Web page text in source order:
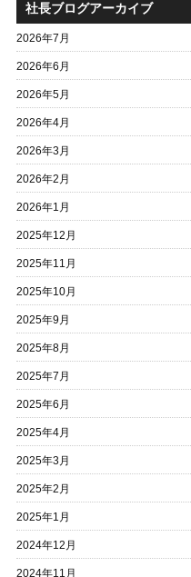
社長ブログアーカイブ
2026年7月
2026年6月
2026年5月
2026年4月
2026年3月
2026年2月
2026年1月
2025年12月
2025年11月
2025年10月
2025年9月
2025年8月
2025年7月
2025年6月
2025年4月
2025年3月
2025年2月
2025年1月
2024年12月
2024年11月